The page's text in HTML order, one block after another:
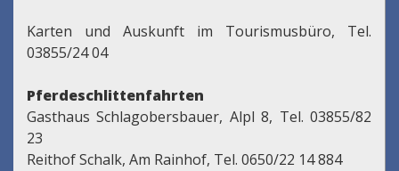
Karten und Auskunft im Tourismusbüro, Tel.
03855/24 04
Pferdeschlittenfahrten
Gasthaus Schlagobersbauer, Alpl 8, Tel. 03855/82
23
Reithof Schalk, Am Rainhof, Tel. 0650/22 14 884